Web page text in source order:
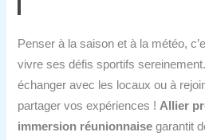
Penser à la saison et à la météo,
vivre ses défis sportifs
échanger avec les locaux ou à
partager vos expériences !Allier
immersion réunionnaise garantit